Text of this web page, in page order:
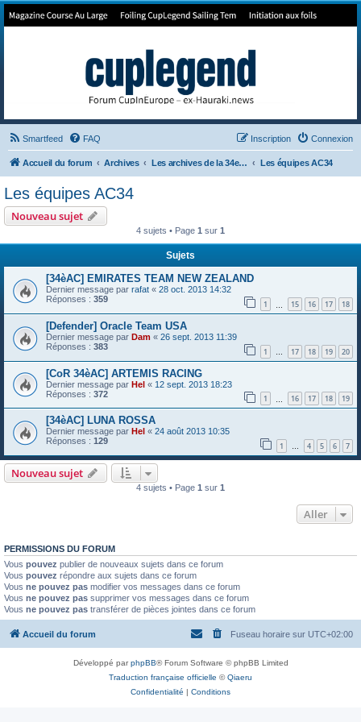
Forum de Cup In Europe
Smartfeed FAQ Connexion
Inscription
Accueil du forum Archives Les archives de la 34e America's Cup Les équipes AC34
Les équipes AC34
Nouveau sujet
4 sujets • Page 1 sur 1
Sujets
[34èAC] EMIRATES TEAM NEW ZEALAND
Dernier message par rafat « 28 oct. 2013 14:32
Réponses : 359 1 15 16 17 18
[Defender] Oracle Team USA
Dernier message par Dam « 26 sept. 2013 11:39
Réponses : 383 1 … 17 18 19 20
[CoR 34èAC] ARTEMIS RACING
Dernier message par Hel « 12 sept. 2013 18:23
Réponses : 372 1 16 17 18 19
[34èAC] LUNA ROSSA
Dernier message par Hel « 24 août 2013 10:35
Réponses : 129 1 … 4 5 6 7
Nouveau sujet
4 sujets • Page 1 sur 1
Aller
PERMISSIONS DU FORUM
Vous pouvez publier de nouveaux sujets dans ce forum
Vous pouvez répondre aux sujets dans ce forum
Vous ne pouvez pas modifier vos messages dans ce forum
Vous ne pouvez pas supprimer vos messages dans ce forum
Vous ne pouvez pas transférer de pièces jointes dans ce forum
Accueil du forum Fuseau horaire sur UTC+02:00
Développé parphpBB® Forum Software © phpBB Limited
Traduction française officielle ©Qiaeru
Confidentialité | Conditions